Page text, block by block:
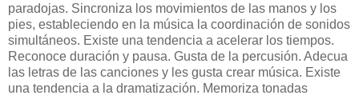
paradojas. Sincroniza los movimientos de las manos y los
pies, estableciendo en la música la coordinación de sonidos
simultáneos. Existe una tendencia a acelerar los tiempos.
Reconoce duración y pausa. Gusta de la percusión. Adecua
las letras de las canciones y les gusta crear música. Existe
una tendencia a la dramatización. Memoriza tonadas